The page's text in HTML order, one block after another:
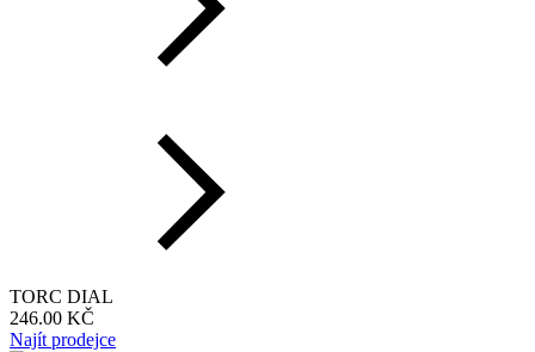
TORC DIAL
246.00 KČ
Najít prodejce